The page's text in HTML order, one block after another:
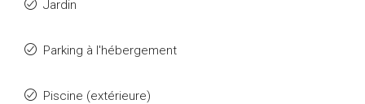
Jardin
Parking à l'hébergement
Piscine (extérieure)